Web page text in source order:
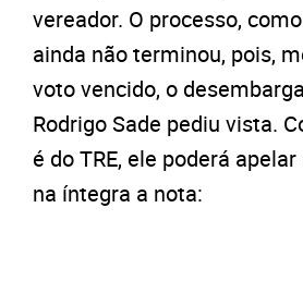
vereador. O processo,
ainda não terminou, pois,
voto vencido, o
Rodrigo Sade pediu vista.
é do TRE, ele poderá
na íntegra a nota: